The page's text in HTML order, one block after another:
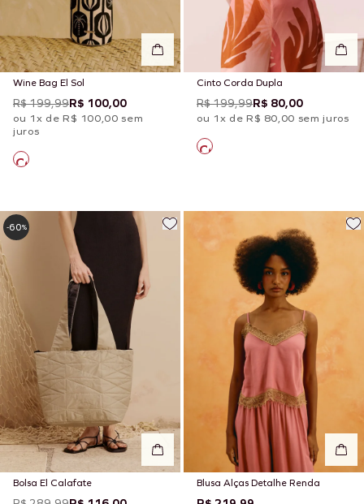
Wine Bag El Sol
R$ 199,99R$ 100,00
ou 1x de R$ 100,00 sem
juros
Cinto Corda Dupla
R$ 199,99R$ 80,00
ou 1x de R$ 80,00 sem juros
Bolsa El Calafate
-60%
Blusa Alças Detalhe Renda